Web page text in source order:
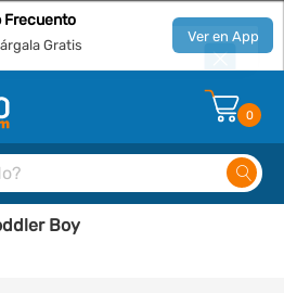
Frecuento
Gratis Ver en App
0
Boy